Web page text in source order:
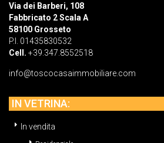
Via dei Barberi, 108
Fabbricato 2 Scala A
58100 Grosseto
P.I. 01435830532
Cell. +39.347.8552518
info@toscocasaimmobiliare.com
IN VETRINA:
In vendita